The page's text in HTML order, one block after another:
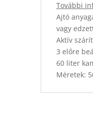
További
Ajtó
vagy
Aktív
3 előre
60 liter
Méretek: